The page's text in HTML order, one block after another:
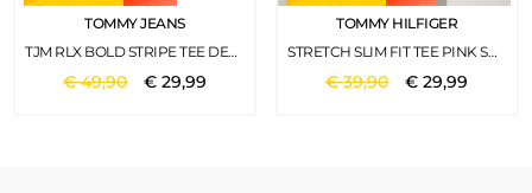
TOMMY JEANS
TJM RLX BOLD STRIPE TEE DEEP CRIMSON
€49,90 €29,99
TOMMY HILFIGER
STRETCH SLIM FIT TEE PINK SHADE
€39,90 €29,99